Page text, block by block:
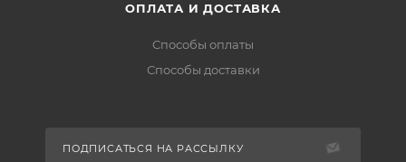
ОПЛАТА И ДОСТАВКА
Способы оплаты
Способы доставки
ПОДПИСАТЬСЯ НА РАССЫЛКУ